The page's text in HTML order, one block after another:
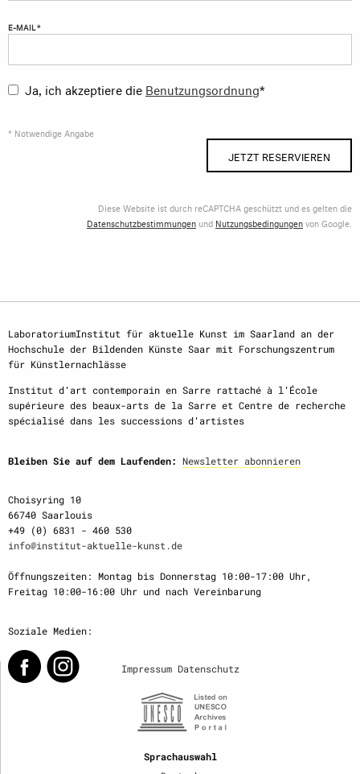
E-MAIL *
Ja, ich akzeptiere die Benutzungsordnung*
* Notwendige Angabe
JETZT RESERVIEREN
Diese Website ist durch reCAPTCHA geschützt und es gelten die
Datenschutzbestimmungen und Nutzungsbedingungenvon Google.
LaboratoriumInstitut für aktuelle Kunst im Saarland an der
Hochschule der Bildenden Künste Saar mit Forschungszentrum
für Künstlernachlässe
Institut d‘art contemporain en Sarre rattaché à l‘École
supérieure des beaux-arts de la Sarre et Centre de recherche
spécialisé dans les successions d‘artistes
Bleiben Sie auf dem Laufenden: Newsletter abonnieren
Choisyring 10
66740 Saarlouis
+49 (0) 6831 - 460 530
info@institut-aktuelle-kunst.de
Öffnungszeiten: Montag bis Donnerstag 10:00-17:00 Uhr,
Freitag 10:00-16:00 Uhr und nach Vereinbarung
Soziale Medien:
Impressum Datenschutz
Sprachauswahl